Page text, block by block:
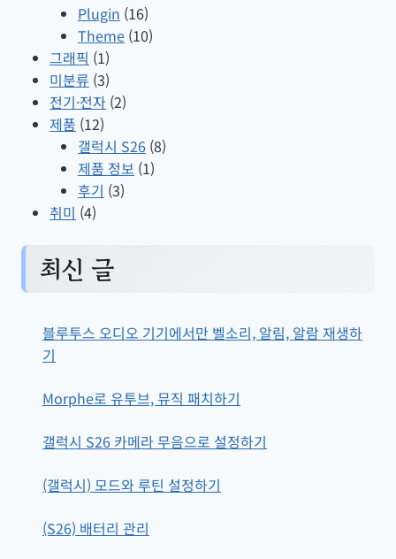
Plugin (16)
Theme (10)
그래픽 (1)
미분류 (3)
전기·전자 (2)
제품 (12)
갤럭시 S26 (8)
제품 정보 (1)
후기 (3)
취미 (4)
최신 글
블루투스 오디오 기기에서만 벨소리, 알림, 알람 재생하
기
Morphe로 유투브, 뮤직 패치하기
갤럭시 S26 카메라 무음으로 설정하기
(갤럭시) 모드와 루틴 설정하기
(S26) 배터리 관리